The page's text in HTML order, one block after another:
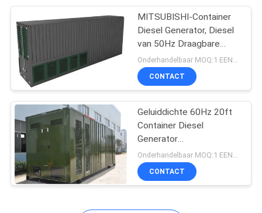
Lovol Diesel
Generatorreeks
21
FG WILSON-
MITSUBISHI-Container
Diesel Generator, Diesel
van 50Hz Draagbare
Super Stille Generators
CONTACT
Geluiddichte 60Hz 20ft
Container Diesel
Generator
900KW/1125KVA
CUMMINS KTA38-G4
CONTACT